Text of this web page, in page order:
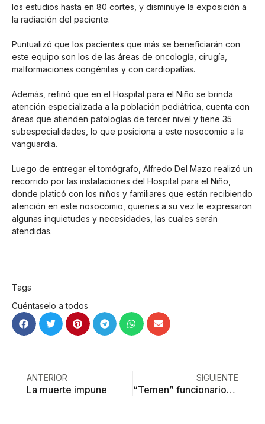
los estudios hasta en 80 cortes, y disminuye la exposición a
la radiación del paciente.
Puntualizó que los pacientes que más se beneficiarán con
este equipo son los de las áreas de oncología, cirugía,
malformaciones congénitas y con cardiopatías.
Además, refirió que en el Hospital para el Niño se brinda
atención especializada a la población pediátrica, cuenta con
áreas que atienden patologías de tercer nivel y tiene 35
subespecialidades, lo que posiciona a este nosocomio a la
vanguardia.
Luego de entregar el tomógrafo, Alfredo Del Mazo realizó un
recorrido por las instalaciones del Hospital para el Niño,
donde platicó con los niños y familiares que están recibiendo
atención en este nosocomio, quienes a su vez le expresaron
algunas inquietudes y necesidades, las cuales serán
atendidas.
Tags
Cuéntaselo a todos
ANTERIOR
La muerte impune
SIGUIENTE
“Temen” funcionarios públicos a redes sociales